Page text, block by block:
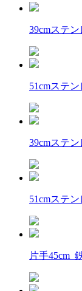
39cmステ
51cmステ
39cmステ
51cmステ
片手45cm